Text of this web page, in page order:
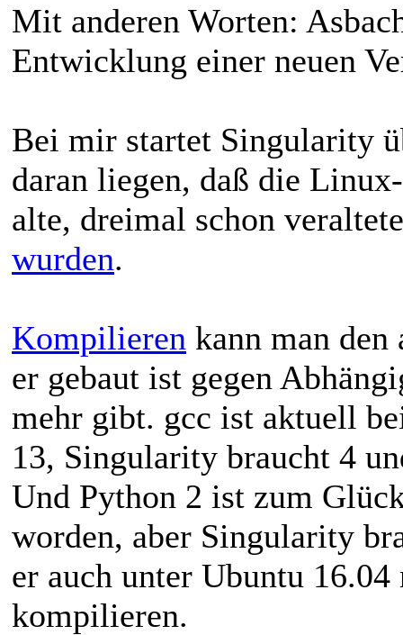
Mit anderen Worten:
Entwicklung einer neuen
Bei mir startet Singularity
daran liegen, daß die
alte, dreimal schon
wurden.
Kompilieren kann man
er gebaut ist gegen
mehr gibt. gcc ist aktuell
13, Singularity braucht 4
Und Python 2 ist zum
worden, aber Singularity
er auch unter Ubuntu
kompilieren.